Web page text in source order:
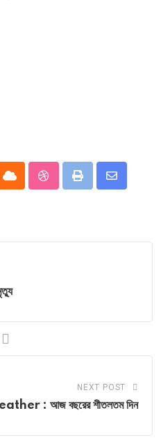
Cloud StumbleUpon
Print
Share
NEXT POST
: আজ বছরের শীতলতম দিন